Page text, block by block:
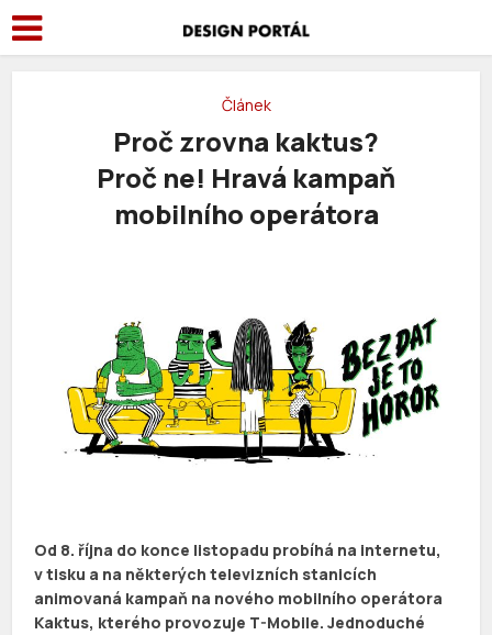
Článek
Proč zrovna kaktus?
Proč ne! Hravá kampaň
mobilního operátora
Od 8. října do konce listopadu probíhá na internetu,
v tisku a na některých televizních stanicích
animovaná kampaň na nového mobilního operátora
Kaktus, kterého provozuje T-Mobile. Jednoduché